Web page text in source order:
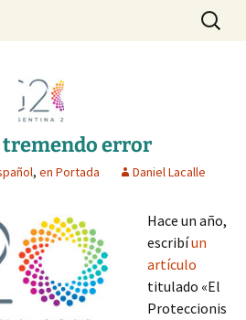
Buscar:
tremendo error
, en Portada Daniel Lacalle
Hace un año,
escribíun
artículo
titulado «El
Proteccionis